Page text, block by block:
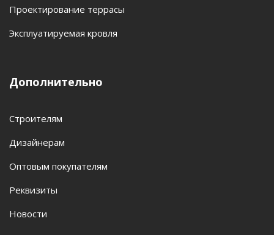
Проектирование террасы
Эксплуатируемая кровля
Дополнительно
Строителям
Дизайнерам
Оптовым покупателям
Реквизиты
Новости